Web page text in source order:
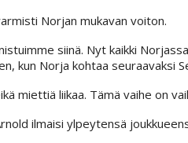
Norjan mukavan voiton.
siinä. Nyt kaikki
kun Norja kohtaa seuraavaksi
miettiä liikaa. Tämä vaihe on
ilmaisi ylpeytensä